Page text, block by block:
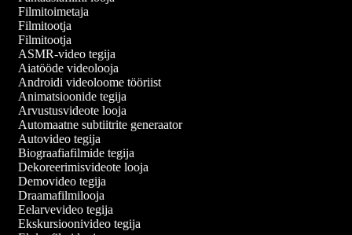
Filmitoimetaja
Filmitootja
Filmitootja
ASMR-video tegija
Aiatööde videolooja
Androidi videoloome tööriist
Animatsioonide tegija
Arvustusvideote looja
Automaatne subtiitrite generaator
Autovideo tegija
Biograafiafilmide tegija
Dekoreerimisvideote looja
Demovideo tegija
Draamafilmilooja
Eelarvevideo tegija
Ekskursioonivideo tegija